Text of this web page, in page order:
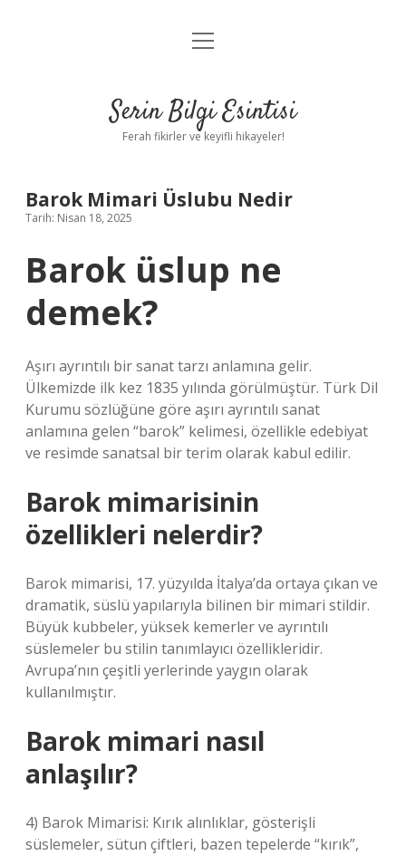
Anasayfa
Yasal Uyarı
menüyü
Serin Bilgi Esintisi
Ferah fikirler ve keyifli hikayeler!
Barok Mimari Üslubu Nedir
Tarih: Nisan 18, 2025
Barok üslup ne
demek?
Aşırı ayrıntılı bir sanat tarzı anlamına gelir.
Ülkemizde ilk kez 1835 yılında görülmüştür. Türk Dil
Kurumu sözlüğüne göre aşırı ayrıntılı sanat
anlamına gelen “barok” kelimesi, özellikle edebiyat
ve resimde sanatsal bir terim olarak kabul edilir.
Barok mimarisinin
özellikleri nelerdir?
Barok mimarisi, 17. yüzyılda İtalya’da ortaya çıkan ve
dramatik, süslü yapılarıyla bilinen bir mimari stildir.
Büyük kubbeler, yüksek kemerler ve ayrıntılı
süslemeler bu stilin tanımlayıcı özellikleridir.
Avrupa’nın çeşitli yerlerinde yaygın olarak
kullanılmıştır.
Barok mimari nasıl
anlaşılır?
4) Barok Mimarisi: Kırık alınlıklar, gösterişli
süslemeler, sütun çiftleri, bazen tepelerde “kırık”,